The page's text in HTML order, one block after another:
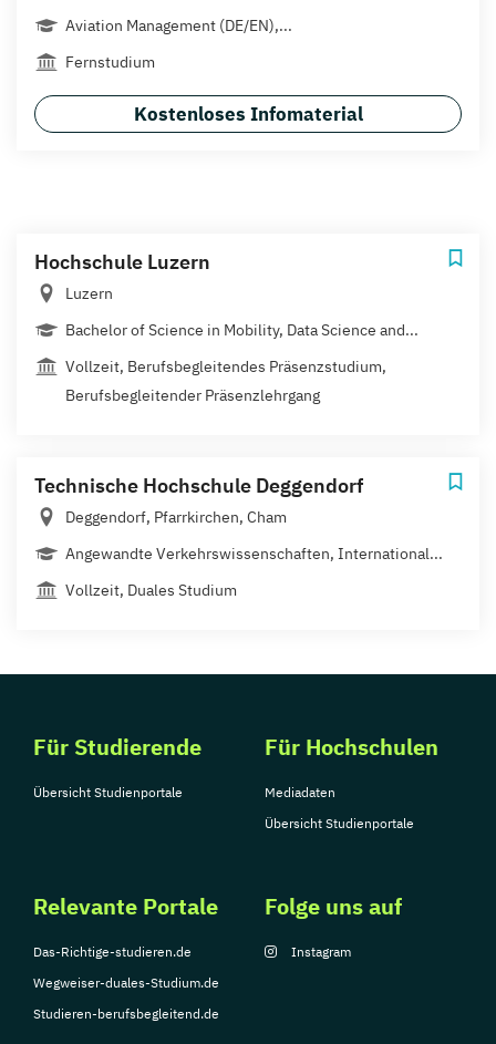
Aviation Management (DE/EN),...
Fernstudium
Kostenloses Infomaterial
Hochschule Luzern
Luzern
Bachelor of Science in Mobility, Data Science and...
Vollzeit, Berufsbegleitendes Präsenzstudium,
Berufsbegleitender Präsenzlehrgang
Technische Hochschule Deggendorf
Deggendorf, Pfarrkirchen, Cham
Angewandte Verkehrswissenschaften, International...
Vollzeit, Duales Studium
Für Studierende
Übersicht Studienportale
Für Hochschulen
Mediadaten
Übersicht Studienportale
Relevante Portale
Das-Richtige-studieren.de
Wegweiser-duales-Studium.de
Studieren-berufsbegleitend.de
Folge uns auf
Instagram